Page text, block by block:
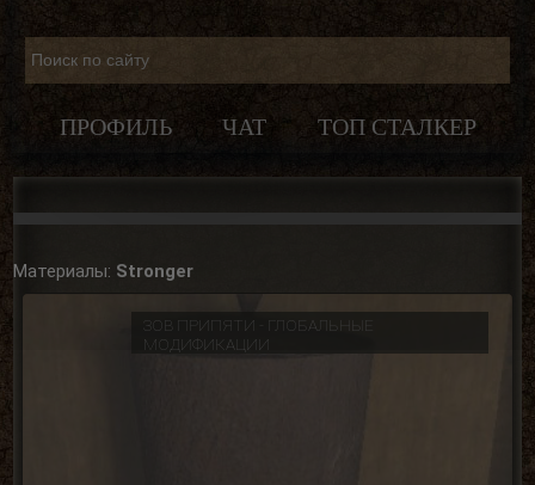
ПРОФИЛЬ ЧАТ ТОП СТАЛКЕР
Материалы: Stronger
ЗОВ ПРИПЯТИ - ГЛОБАЛЬНЫЕ
МОДИФИКАЦИИ